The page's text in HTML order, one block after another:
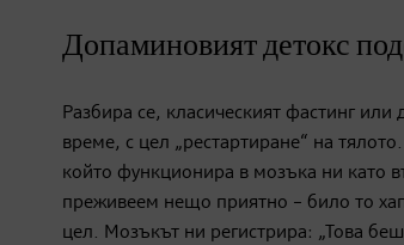
Допаминовият детокс
Разбира се, класическият фастинг
време, с цел „рестартиране“ на
който функционира в мозъка ни като
преживеем нещо приятно – било то
цел. Мозъкът ни регистрира: „Това